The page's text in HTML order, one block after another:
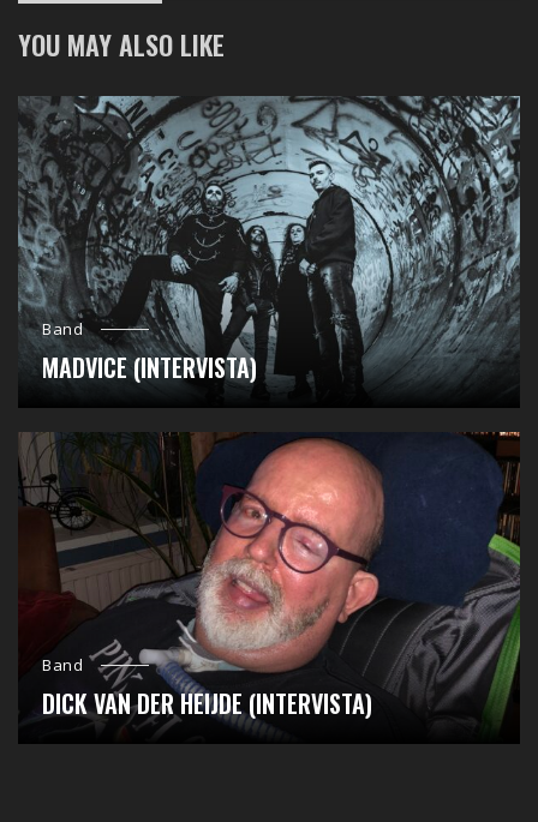
YOU MAY ALSO LIKE
Band
MADVICE (INTERVISTA)
Band
DICK VAN DER HEIJDE (INTERVISTA)